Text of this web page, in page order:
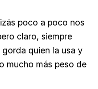
poco a poco nos
claro, siempre
quien la usa y
mucho más peso de